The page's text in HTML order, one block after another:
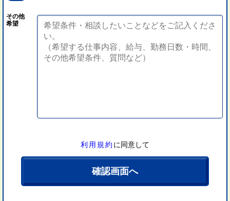
その他
希望
利用規約 に同意して
確認画面へ